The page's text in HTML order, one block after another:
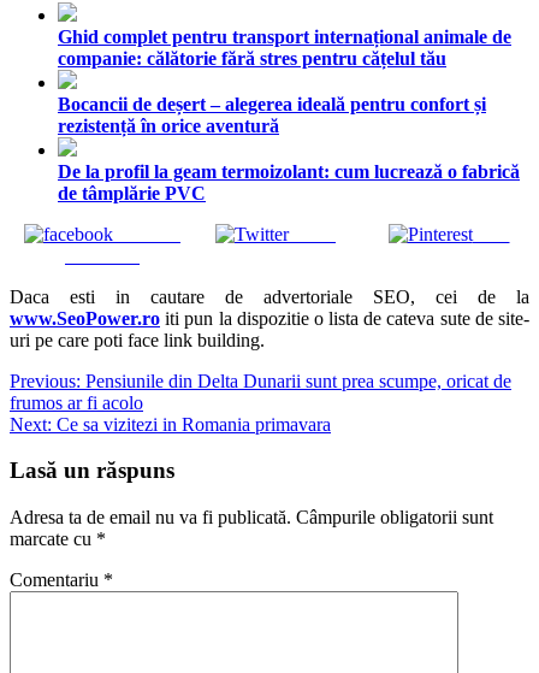
Ghid complet pentru transport internațional animale de
companie: călătorie fără stres pentru cățelul tău
Bocancii de deșert – alegerea ideală pentru confort și
rezistență în orice aventură
De la profil la geam termoizolant: cum lucrează o fabrică
de tâmplărie PVC
Tweet Save
Daca esti in cautare de advertoriale SEO, cei de la
www.SeoPower.ro iti pun la dispozitie o lista de cateva sute de site-
uri pe care poti face link building.
Navigare
în
Previous: Pensiunile din Delta Dunarii sunt prea scumpe, oricat de
frumos ar fi acolo
Next: Ce sa vizitezi in Romania primavara
Lasă un răspuns
Adresa ta de email nu va fi publicată. Câmpurile obligatorii sunt
marcate cu *
Comentariu *